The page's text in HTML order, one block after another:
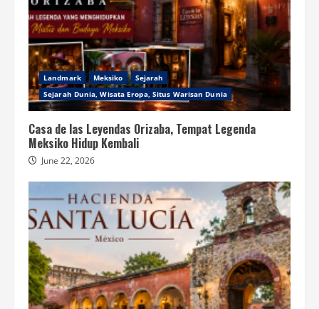
Landmark Meksiko
Sejarah
Sejarah Dunia, Wisata Eropa, Situs Warisan Dunia
Casa de las Leyendas Orizaba, Tempat Legenda
Meksiko Hidup Kembali
June 22, 2026